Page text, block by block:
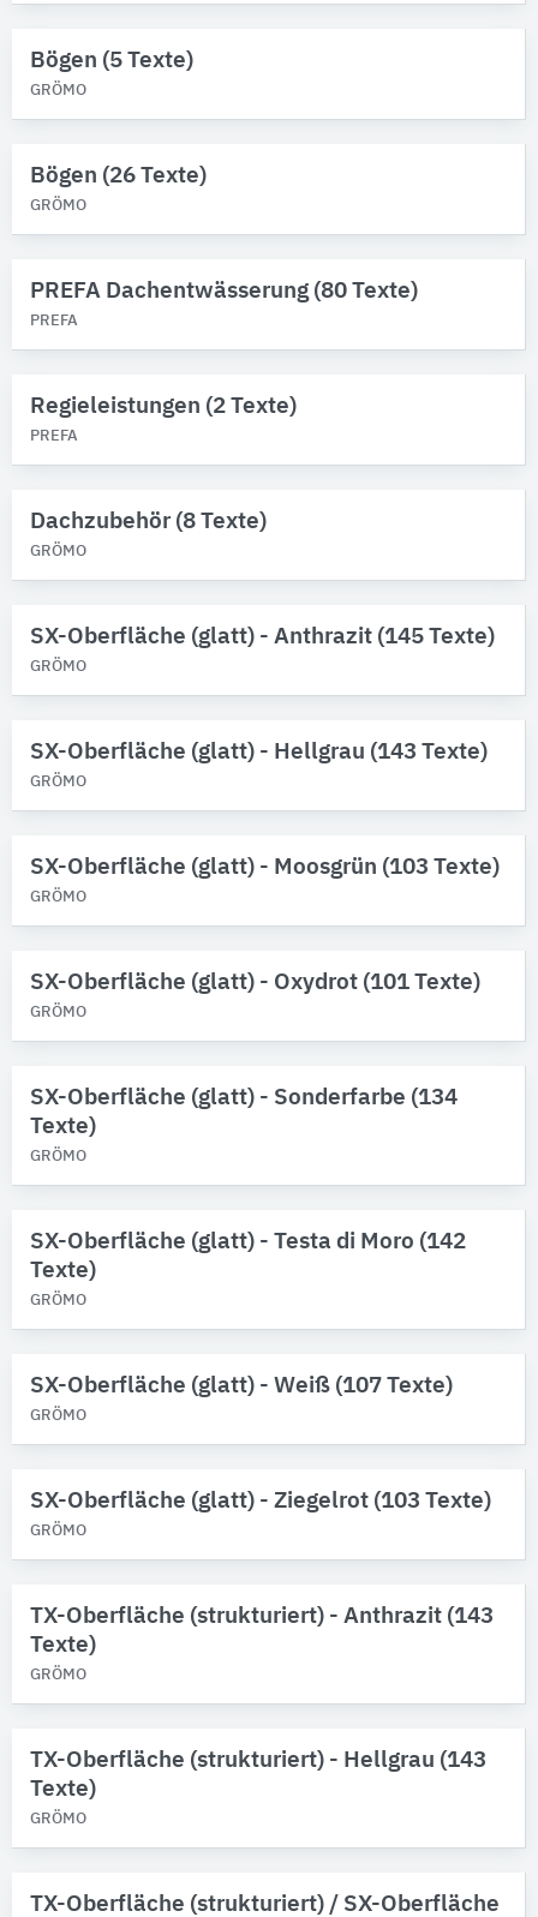
Bögen (5 Texte)
GRÖMO
Bögen (26 Texte)
GRÖMO
PREFA Dachentwässerung (80 Texte)
PREFA
Regieleistungen (2 Texte)
PREFA
Dachzubehör (8 Texte)
GRÖMO
SX-Oberfläche (glatt) - Anthrazit (145 Texte)
GRÖMO
SX-Oberfläche (glatt) - Hellgrau (143 Texte)
GRÖMO
SX-Oberfläche (glatt) - Moosgrün (103 Texte)
GRÖMO
SX-Oberfläche (glatt) - Oxydrot (101 Texte)
GRÖMO
SX-Oberfläche (glatt) - Sonderfarbe (134
Texte)
GRÖMO
SX-Oberfläche (glatt) - Testa di Moro (142
Texte)
GRÖMO
SX-Oberfläche (glatt) - Weiß (107 Texte)
GRÖMO
SX-Oberfläche (glatt) - Ziegelrot (103 Texte)
GRÖMO
TX-Oberfläche (strukturiert) - Anthrazit (143
Texte)
GRÖMO
TX-Oberfläche (strukturiert) - Hellgrau (143
Texte)
GRÖMO
TX-Oberfläche (strukturiert) / SX-Oberfläche